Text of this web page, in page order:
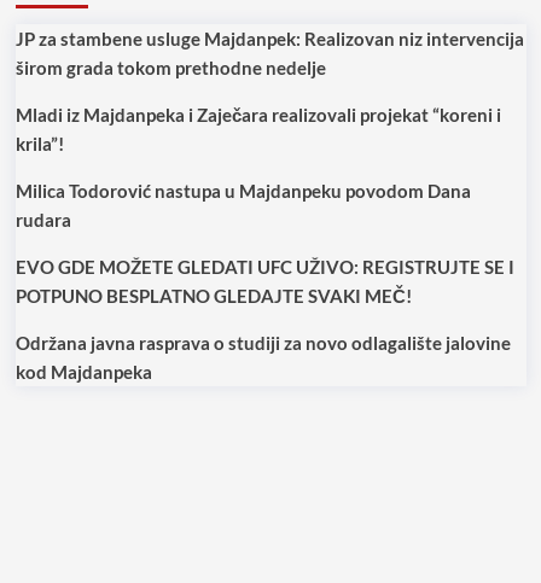
JP za stambene usluge Majdanpek: Realizovan niz intervencija
širom grada tokom prethodne nedelje
Mladi iz Majdanpeka i Zaječara realizovali projekat “koreni i
krila”!
Milica Todorović nastupa u Majdanpeku povodom Dana
rudara
EVO GDE MOŽETE GLEDATI UFC UŽIVO: REGISTRUJTE SE I
POTPUNO BESPLATNO GLEDAJTE SVAKI MEČ!
Održana javna rasprava o studiji za novo odlagalište jalovine
kod Majdanpeka